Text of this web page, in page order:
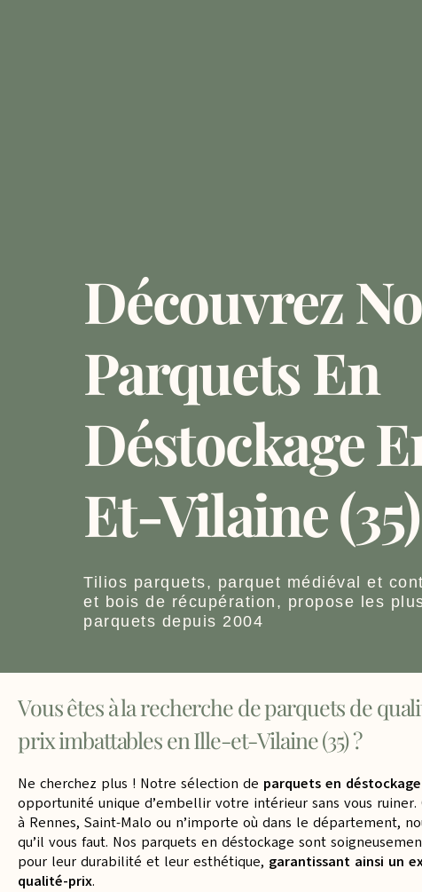
Découvrez
Parquets En
Déstockage
Et-Vilaine (35)
Tilios parquets, parquet médiéval et
et bois de récupération, propose les
parquets depuis 2004
Vous êtes à la recherche de parquets de
prix imbattables en Ille-et-Vilaine (35) ?
Ne cherchez plus ! Notre sélection de parquets en déstockage
opportunité unique d’embellir votre intérieur sans vous ruiner.
à Rennes, Saint-Malo ou n’importe où dans le département,
qu’il vous faut. Nos parquets en déstockage sont
pour leur durabilité et leur esthétique, garantissant ainsi un
qualité-prix.